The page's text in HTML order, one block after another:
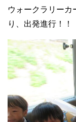
ウォークラリーカ
り、出発進行！！